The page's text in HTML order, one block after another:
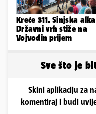
Kreće 311. Sinjska
Državni vrh stiže na
Vojvodin prijem
Sve što je
Skini aplikaciju za
komentiraj i budi